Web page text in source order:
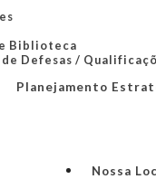
Biblioteca
Defesas /
Planejamento
Nossa